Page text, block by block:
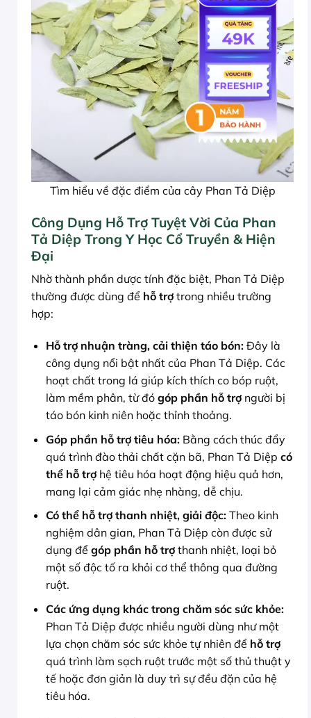
Tìm hiểu về đặc điểm của cây Phan Tả Diệp
Công Dụng Hỗ Trợ Tuyệt Vời Của Phan
Tả Diệp Trong Y Học Cổ Truyền & Hiện
Đại
Nhờ thành phần dược tính đặc biệt, Phan Tả Diệp
thường được dùng để hỗ trợ trong nhiều trường
hợp:
Hỗ trợ nhuận tràng, cải thiện táo bón:Đây là
công dụng nổi bật nhất của Phan Tả Diệp. Các
hoạt chất trong lá giúp kích thích co bóp ruột,
làm mềm phân, từ đó góp phần hỗ trợngười bị
táo bón kinh niên hoặc thỉnh thoảng.
Góp phần hỗ trợ tiêu hóa:Bằng cách thúc đẩy
quá trình đào thải chất cặn bã, Phan Tả Diệp có
thể hỗ trợhệ tiêu hóa hoạt động hiệu quả hơn,
mang lại cảm giác nhẹ nhàng, dễ chịu.
Có thể hỗ trợ thanh nhiệt, giải độc:Theo kinh
nghiệm dân gian, Phan Tả Diệp còn được sử
dụng để góp phần hỗ trợthanh nhiệt, loại bỏ
một số độc tố ra khỏi cơ thể thông qua đường
ruột.
Các ứng dụng khác trong chăm sóc sức khỏe:
Phan Tả Diệp được nhiều người dùng như một
lựa chọn chăm sóc sức khỏe tự nhiên để hỗ trợ
quá trình làm sạch ruột trước một số thủ thuật y
tế hoặc đơn giản là duy trì sự đều đặn của hệ
tiêu hóa.